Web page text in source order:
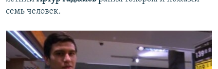
семь человек.